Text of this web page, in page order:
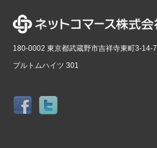
180-0002 東京都武蔵野市吉祥寺東町3-14-7
プルトムハイツ 301